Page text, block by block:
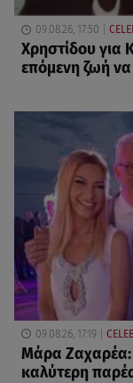
09.08.26, 17:50
Χρηστίδου για
επόμενη ζωή να
09.08.26, 17:19
Μάρα Ζαχαρέα:
καλύτερη